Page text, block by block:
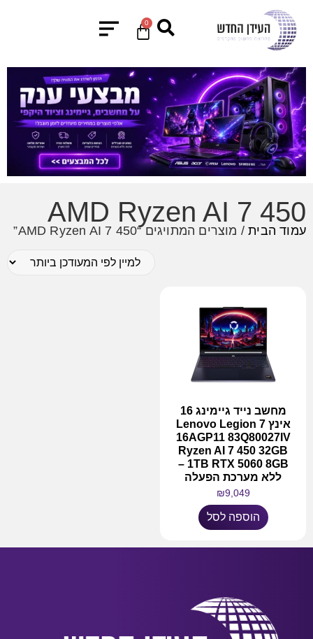
0
AMD Ryzen AI 7 450
עמוד הבית/ מוצרים המתויגים “AMD Ryzen AI 7 450”
מחשב נייד גיימינג 16
אינץ Lenovo Legion 7
16AGP11 83Q80027IV
Ryzen AI 7 450 32GB
1TB RTX 5060 8GB –
ללא מערכת הפעלה
₪9,049
הוספה לסל